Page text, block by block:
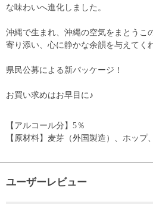
な味わいへ進化しました。
沖縄で生まれ、沖縄の空気をまとうこ
寄り添い、心に静かな余韻を与えてく
県民公募による新パッケージ！
お買い求めはお早目に♪
【アルコール分】5％
【原材料】麦芽（外国製造）、ホップ
ユーザーレビュー